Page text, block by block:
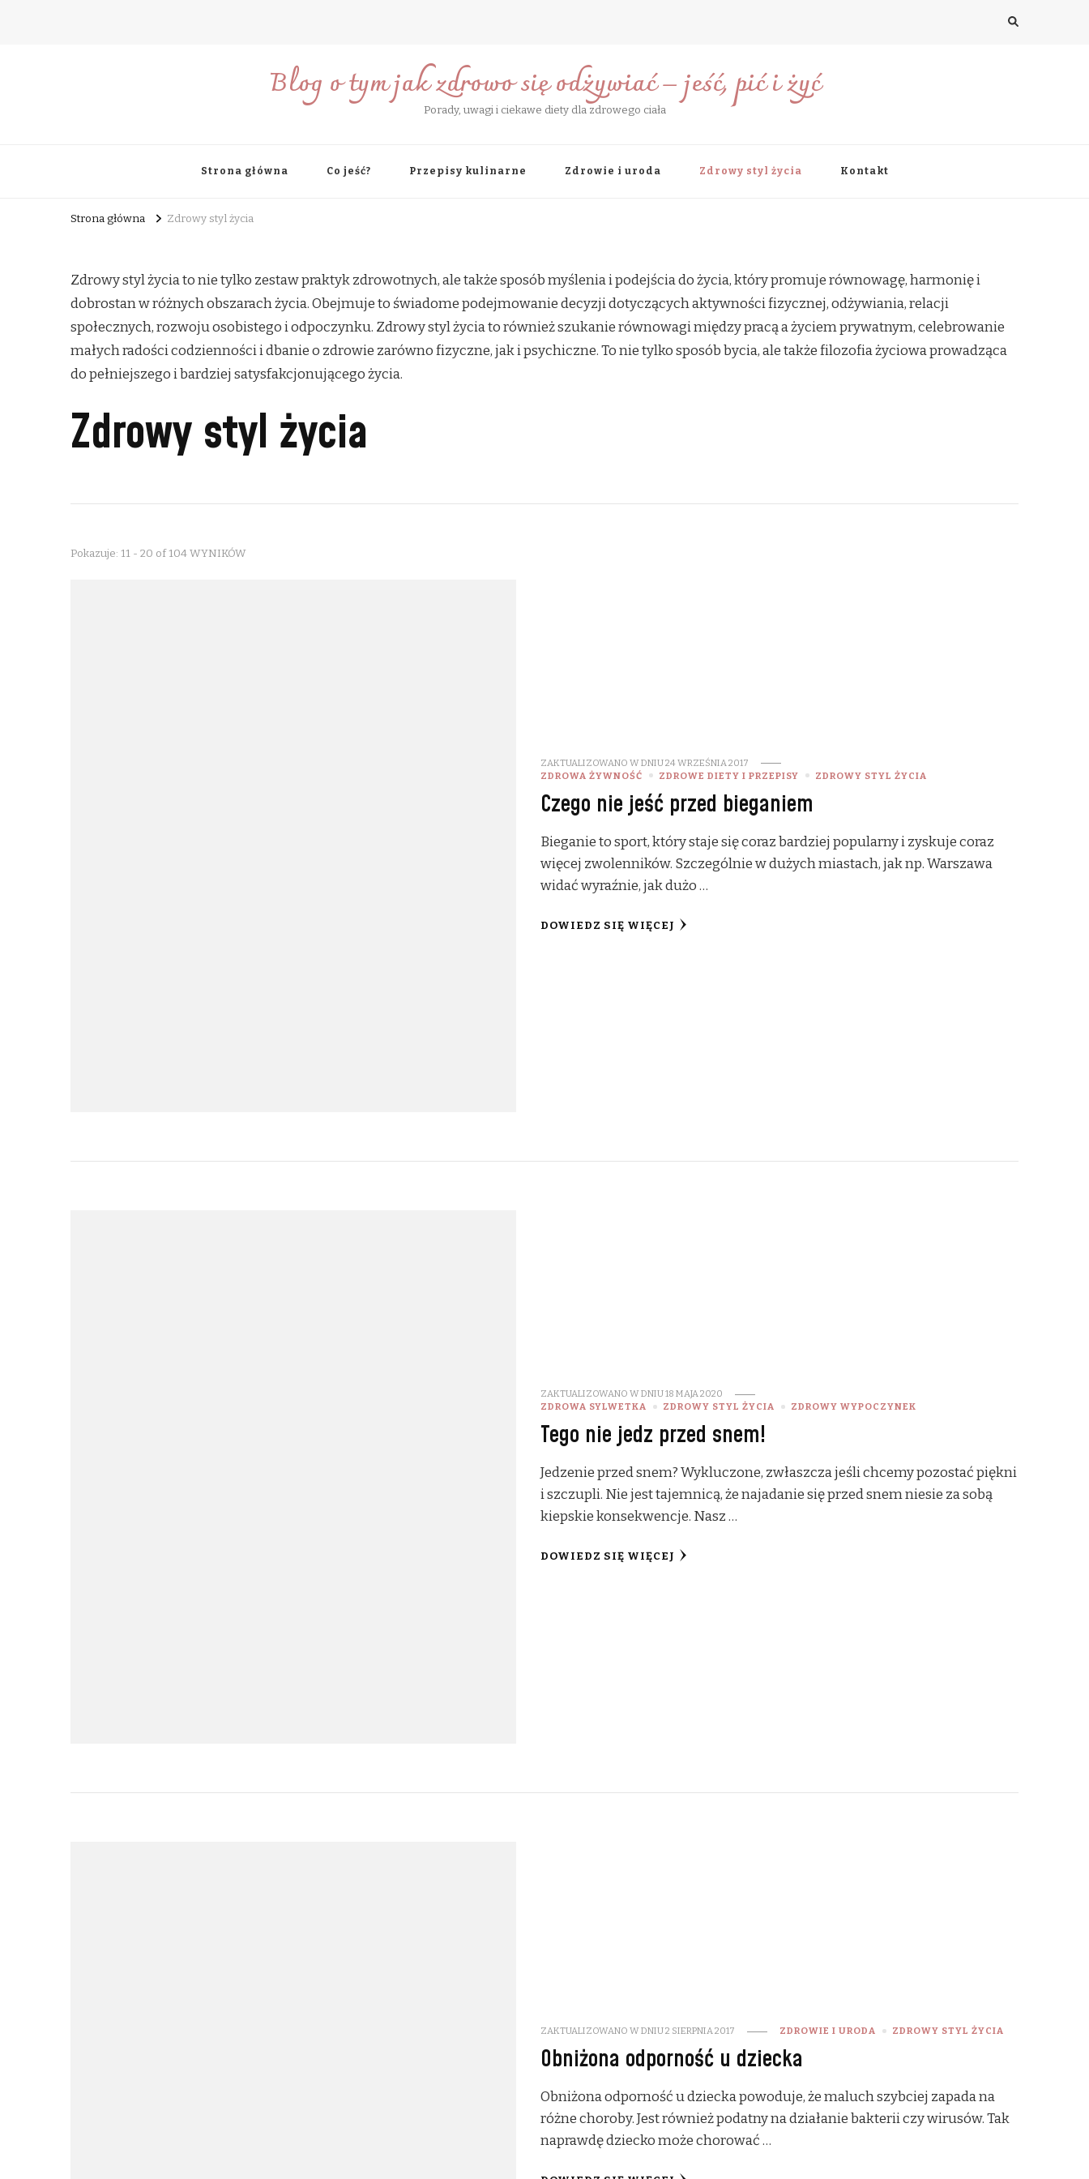
Blog o tym jak zdrowo się odżywiać – jeść, pić i żyć
Porady, uwagi i ciekawe diety dla zdrowego ciała
Strona główna Co jeść? Przepisy kulinarne Zdrowie i uroda Zdrowy styl życia Kontakt
Strona główna Zdrowy styl życia
Zdrowy styl życia to nie tylko zestaw praktyk zdrowotnych, ale także sposób myślenia i podejścia do życia, który promuje równowagę, harmonię i
dobrostan w różnych obszarach życia. Obejmuje to świadome podejmowanie decyzji dotyczących aktywności fizycznej, odżywiania, relacji
społecznych, rozwoju osobistego i odpoczynku. Zdrowy styl życia to również szukanie równowagi między pracą a życiem prywatnym, celebrowanie
małych radości codzienności i dbanie o zdrowie zarówno fizyczne, jak i psychiczne. To nie tylko sposób bycia, ale także filozofia życiowa prowadząca
do pełniejszego i bardziej satysfakcjonującego życia.
Zdrowy styl życia
Pokazuje: 11 - 20 of 104 WYNIKÓW
ZAKTUALIZOWANO W DNIU24 WRZEŚNIA 2017
ZDROWA ŻYWNOŚĆ
ZDROWE DIETY I PRZEPISY ZDROWY STYL ŻYCIA
Czego nie jeść przed bieganiem
Bieganie to sport, który staje się coraz bardziej popularny i zyskuje coraz
więcej zwolenników. Szczególnie w dużych miastach, jak np. Warszawa
widać wyraźnie, jak dużo …
DOWIEDZ SIĘ WIĘCEJ
ZAKTUALIZOWANO W DNIU18 MAJA 2020
ZDROWA SYLWETKA
ZDROWY STYL ŻYCIA ZDROWY WYPOCZYNEK
Tego nie jedz przed snem!
Jedzenie przed snem? Wykluczone, zwłaszcza jeśli chcemy pozostać piękni
i szczupli. Nie jest tajemnicą, że najadanie się przed snem niesie za sobą
kiepskie konsekwencje. Nasz …
DOWIEDZ SIĘ WIĘCEJ
ZAKTUALIZOWANO W DNIU2 SIERPNIA 2017 ZDROWIE I URODA ZDROWY STYL ŻYCIA
Obniżona odporność u dziecka
Obniżona odporność u dziecka powoduje, że maluch szybciej zapada na
różne choroby. Jest również podatny na działanie bakterii czy wirusów. Tak
naprawdę dziecko może chorować …